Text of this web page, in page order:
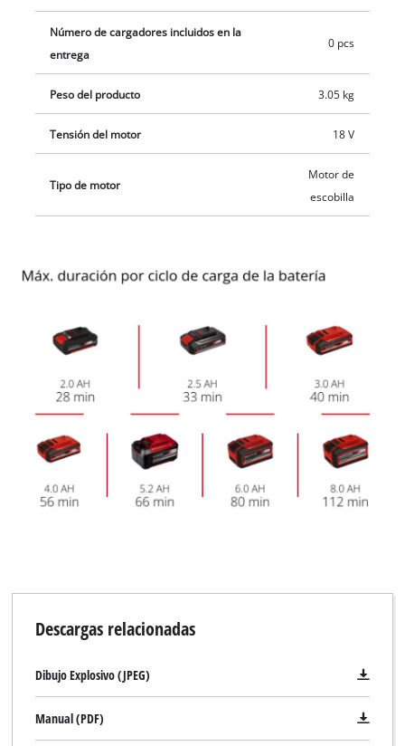
Número de cargadores incluidos en la
entrega
0 pcs
Peso del producto 3.05 kg
Tensión del motor 18 V
Tipo de motor
Motor de
escobilla
Descargas relacionadas
Dibujo Explosivo (JPEG)
Manual (PDF)